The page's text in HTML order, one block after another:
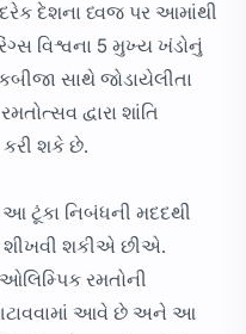
દેશના ધ્વજ પર આમાંથી
વિશ્વના 5 મુખ્ય ખંડોનું
સાથે જોડાયેલીતા
દ્વારા શાંતિ
કરી શકે છે.
ટૂંકા નિબંધની મદદથી
શીખવી શકીએ છીએ.
રમતોની
આવે છે અને આ